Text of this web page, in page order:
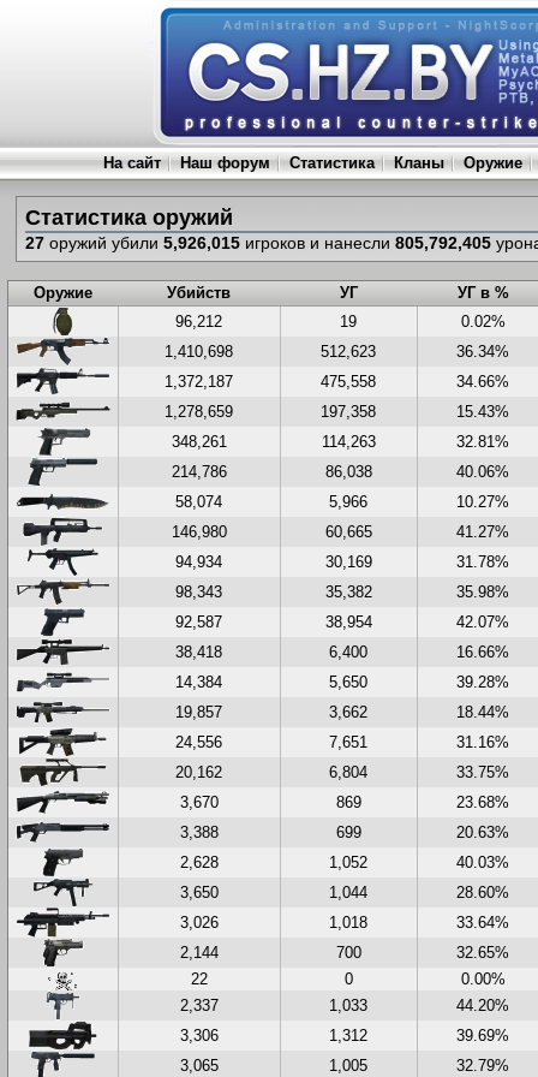
На сайт Наш форум Статистика Кланы Оружие
Статистика оружий
27оружий убили 5,926,015игроков и нанесли 805,792,405
Оружие Убийств УГ
УГ в %
96,212
19
0.02%
1,410,698
512,623
36.34%
1,372,187
475,558
34.66%
1,278,659
197,358
15.43%
348,261
114,263
32.81%
214,786
86,038
40.06%
58,074
5,966
10.27%
146,980
60,665
41.27%
94,934
30,169
31.78%
98,343
35,382
35.98%
92,587
38,954
42.07%
38,418
6,400
16.66%
14,384
5,650
39.28%
19,857
3,662
18.44%
24,556
7,651
31.16%
20,162
6,804
33.75%
3,670
869
23.68%
3,388
699
20.63%
2,628
1,052
40.03%
3,650
1,044
28.60%
3,026
1,018
33.64%
2,144
700
32.65%
22
0
0.00%
2,337
1,033
44.20%
3,306
1,312
39.69%
3,065
1,005
32.79%